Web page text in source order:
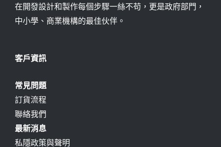
在開發設計和製作每個步驟一絲不苟，更是政府部門，
中小學、商業機構的最佳伙伴。
客戶資訊
常見問題
訂貨流程
聯絡我們
最新消息
私隱政策與聲明